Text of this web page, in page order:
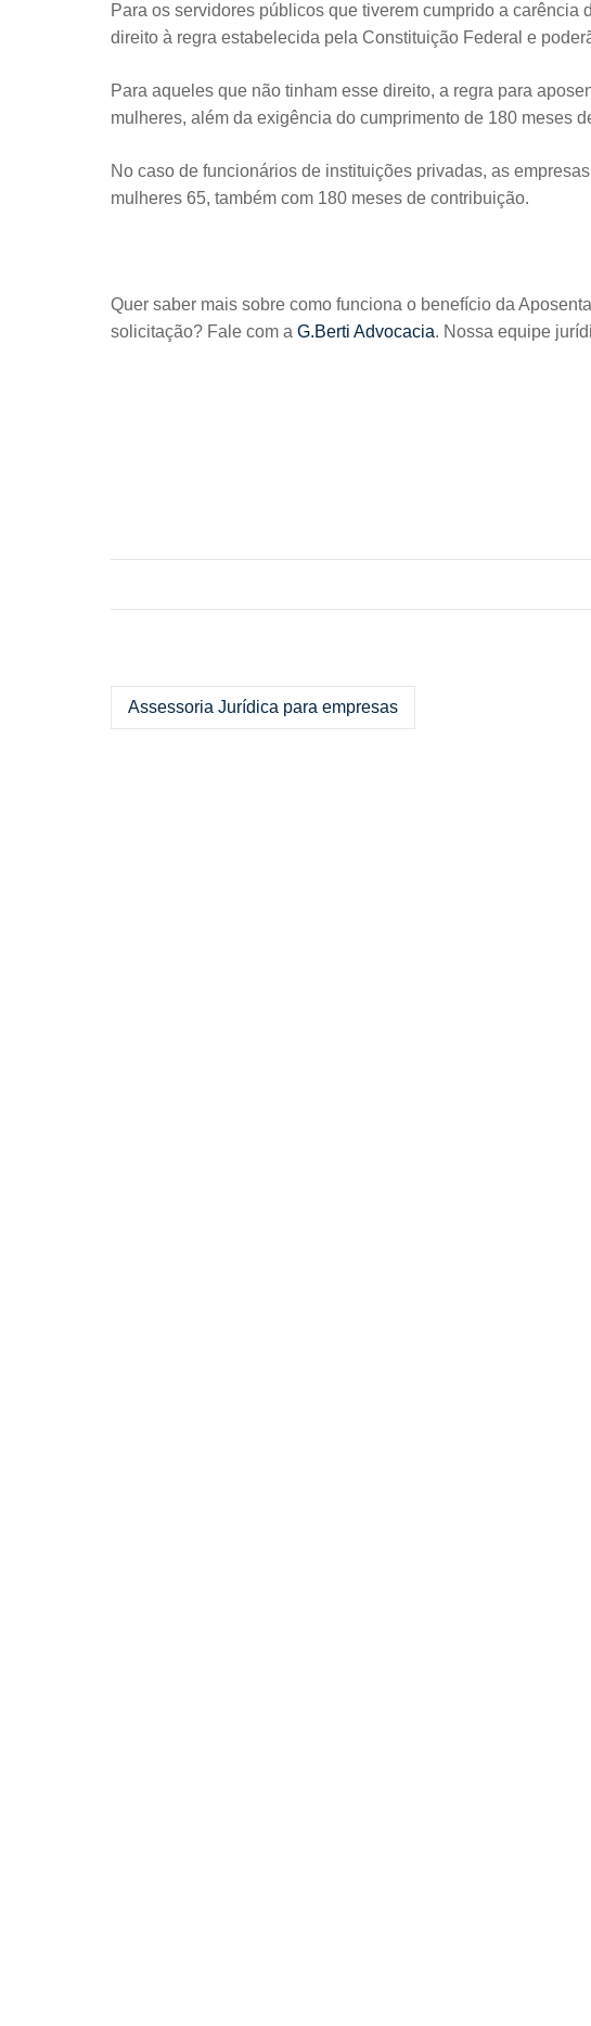
Para os servidores públicos que tiverem cumprido a
direito à regra estabelecida pela Constituição Federal e
Para aqueles que não tinham esse direito, a regra para
mulheres, além da exigência do cumprimento de 180 meses
No caso de funcionários de instituições privadas, as
mulheres 65, também com 180 meses de contribuição.
Quer saber mais sobre como funciona o benefício da
solicitação? Fale com a G.Berti Advocacia. Nossa equipe
Assessoria Jurídica para empresas